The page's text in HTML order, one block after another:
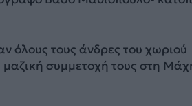
όλους τους άνδρες του χωριού
μαζική συμμετοχή τους στη